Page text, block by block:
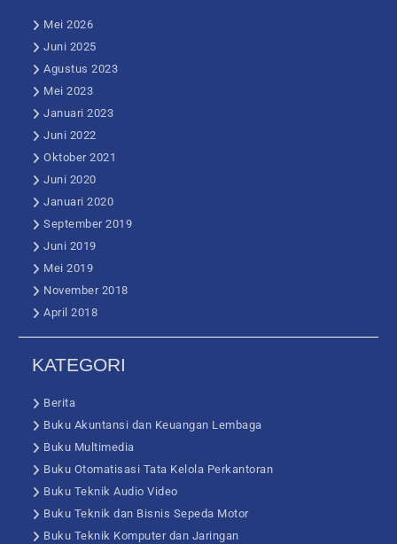
Mei 2026
Juni 2025
Agustus 2023
Mei 2023
Januari 2023
Juni 2022
Oktober 2021
Juni 2020
Januari 2020
September 2019
Juni 2019
Mei 2019
November 2018
April 2018
KATEGORI
Berita
Buku Akuntansi dan Keuangan Lembaga
Buku Multimedia
Buku Otomatisasi Tata Kelola Perkantoran
Buku Teknik Audio Video
Buku Teknik dan Bisnis Sepeda Motor
Buku Teknik Komputer dan Jaringan